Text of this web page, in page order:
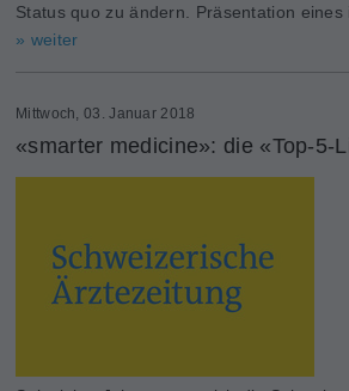
Status quo zu ändern. Präsentation
» weiter
Mittwoch, 03. Januar 2018
«smarter medicine»: die «Top-5-